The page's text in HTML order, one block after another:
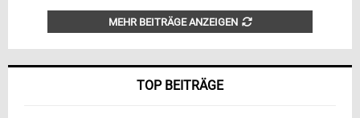
MEHR BEITRÄGE ANZEIGEN
TOP BEITRÄGE